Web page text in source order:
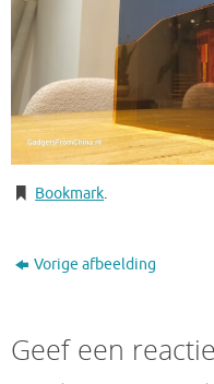
Bookmark.
Vorige afbeelding
Geef een reactie